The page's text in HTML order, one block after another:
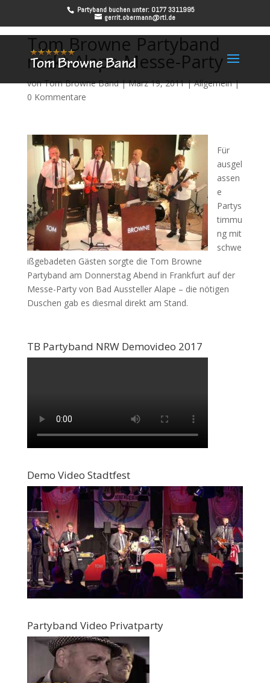
Partyband buchen unter: 0177 3311995
gerrit.obermann@rtl.de
Tom Browne Partyband
rockt Alape Messe-Party
vonTom Browne Band|März 19, 2011|Allgemein|
0 Kommentare
Für
ausgel
assen
e
Partys
timmu
ng mit
schwe
ißgebadeten Gästen sorgte die Tom Browne
Partyband am Donnerstag Abend in Frankfurt auf der
Messe-Party von Bad Aussteller Alape – die nötigen
Duschen gab es diesmal direkt am Stand.
TB Partyband NRW Demovideo 2017
Demo Video Stadtfest
Partyband Video Privatparty